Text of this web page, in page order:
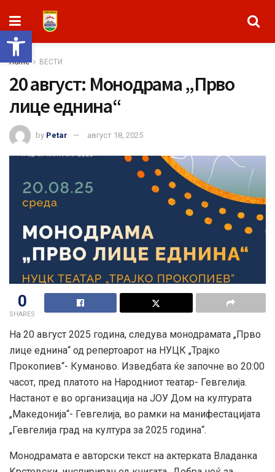
Open toolbar
Home ВЕСТИ
20 август: Монодрама „Прво
лице еднина“
by Petar август 18, 2025
0
SHARES
На 20 август 2025 година, следува монодрамата „Прво
лице еднина“ од репертоарот на НУЦК „Трајко
Прокопиев“- Куманово. Изведбата ќе започне во 20:00
часот, пред платото на Народниот театар- Гевгелија.
Настанот е во организација на ЈОУ Дом на културата
„Македонија“- Гевгелија, во рамки на манифестацијата
„Гевгелија град на култура за 2025 година“.
Монодрамата е авторски текст на актерката Владанка